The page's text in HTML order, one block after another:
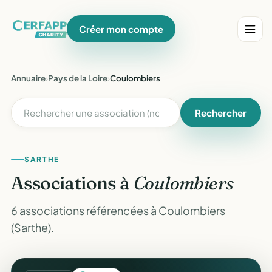
Créer mon compte
Annuaire›Pays de la Loire›Coulombiers
Rechercher
SARTHE
Associations à Coulombiers
6 associations référencées à Coulombiers
(Sarthe).